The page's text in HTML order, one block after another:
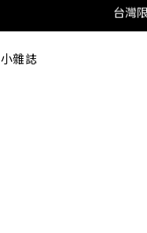
小雜誌